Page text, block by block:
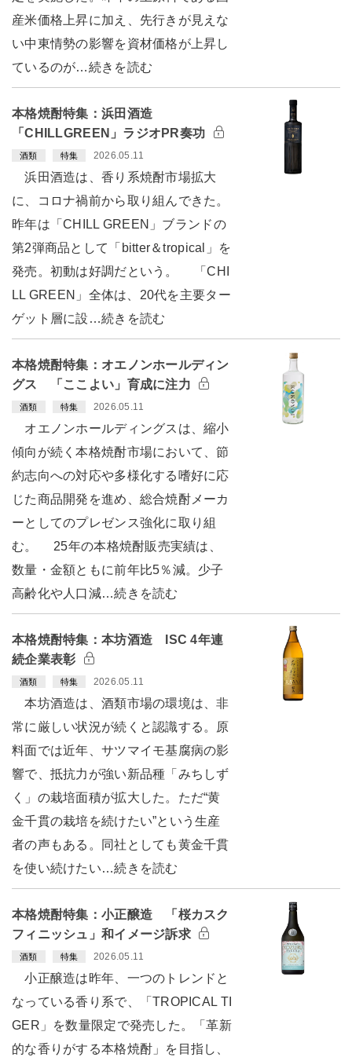
産米価格上昇に加え、先行きが見えな
い中東情勢の影響を資材価格が上昇し
ているのが…続きを読む
本格焼酎特集：浜田酒造
「CHILLGREEN」ラジオPR奏功
酒類 特集 2026.05.11
浜田酒造は、香り系焼酎市場拡大
に、コロナ禍前から取り組んできた。
昨年は「CHILL GREEN」ブランドの
第2弾商品として「bitter＆tropical」を
発売。初動は好調だという。 「CHI
LL GREEN」全体は、20代を主要ター
ゲット層に設…続きを読む
本格焼酎特集：オエノンホールディン
グス 「ここよい」育成に注力
酒類 特集 2026.05.11
オエノンホールディングスは、縮小
傾向が続く本格焼酎市場において、節
約志向への対応や多様化する嗜好に応
じた商品開発を進め、総合焼酎メーカ
ーとしてのプレゼンス強化に取り組
む。 25年の本格焼酎販売実績は、
数量・金額ともに前年比5％減。少子
高齢化や人口減…続きを読む
本格焼酎特集：本坊酒造 ISC 4年連
続企業表彰
酒類 特集 2026.05.11
本坊酒造は、酒類市場の環境は、非
常に厳しい状況が続くと認識する。原
料面では近年、サツマイモ基腐病の影
響で、抵抗力が強い新品種「みちしず
く」の栽培面積が拡大した。ただ“黄
金千貫の栽培を続けたい”という生産
者の声もある。同社としても黄金千貫
を使い続けたい…続きを読む
本格焼酎特集：小正醸造 「桜カスク
フィニッシュ」和イメージ訴求
酒類 特集 2026.05.11
小正醸造は昨年、一つのトレンドと
なっている香り系で、「TROPICAL TI
GER」を数量限定で発売した。「革新
的な香りがする本格焼酎」を目指し、